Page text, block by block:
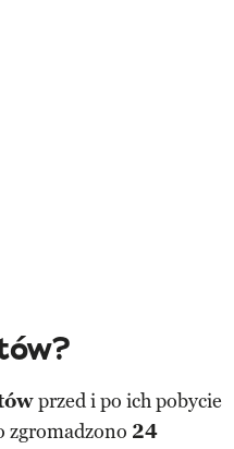
przed i po ich pobycie
zgromadzono 24